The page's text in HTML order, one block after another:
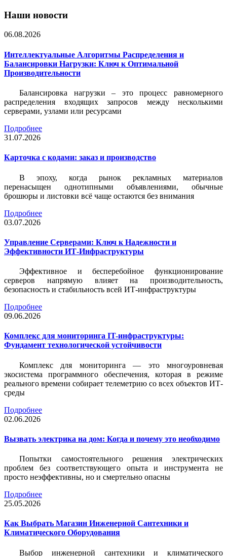
Наши новости
06.08.2026
Интеллектуальные Алгоритмы Распределения и
Балансировки Нагрузки: Ключ к Оптимальной
Производительности
Балансировка нагрузки – это процесс равномерного
распределения входящих запросов между несколькими
серверами, узлами или ресурсами
Подробнее
31.07.2026
Карточка c кодами: заказ и производство
В эпоху, когда рынок рекламных материалов
перенасыщен однотипными объявлениями, обычные
брошюры и листовки всё чаще остаются без внимания
Подробнее
03.07.2026
Управление Серверами: Ключ к Надежности и
Эффективности ИТ-Инфраструктуры
Эффективное и бесперебойное функционирование
серверов напрямую влияет на производительность,
безопасность и стабильность всей ИТ-инфраструктуры
Подробнее
09.06.2026
Комплекс для мониторинга IT-инфраструктуры:
Фундамент технологической устойчивости
Комплекс для мониторинга — это многоуровневая
экосистема программного обеспечения, которая в режиме
реального времени собирает телеметрию со всех объектов ИТ-
среды
Подробнее
02.06.2026
Вызвать электрика на дом: Когда и почему это необходимо
Попытки самостоятельного решения электрических
проблем без соответствующего опыта и инструмента не
просто неэффективны, но и смертельно опасны
Подробнее
25.05.2026
Как Выбрать Магазин Инженерной Сантехники и
Климатического Оборудования
Выбор инженерной сантехники и климатического